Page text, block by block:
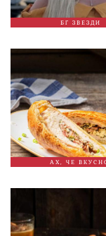
БГ ЗВЕЗДИ
АХ, ЧЕ